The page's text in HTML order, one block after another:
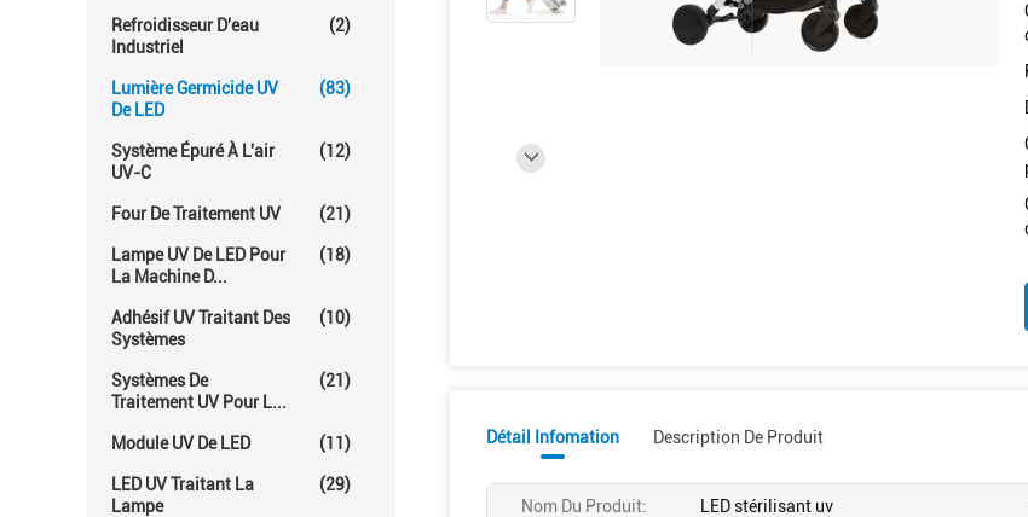
Refroidisseur D'eau
Industriel
(2)
Lumière Germicide UV
De LED
(83)
Système Épuré À L'air
UV-C
(12)
Four De Traitement UV (21)
Lampe UV De LED Pour
La Machine D...
(18)
Adhésif UV Traitant Des
Systèmes
(10)
Systèmes De
Traitement UV Pour L...
(21)
Module UV De LED (11)
LED UV Traitant La
Lampe
(29)
Détail Infomation Description De Produit
Nom Du Produit: LED stérilisant uv